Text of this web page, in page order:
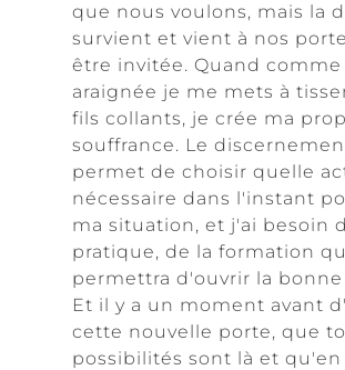
que nous voulons, mais la
survient et vient à nos
être invitée. Quand comme
araignée je me mets à
fils collants, je crée ma
souffrance. Le
permet de choisir quelle
nécessaire dans l'instant
ma situation, et j'ai besoin
pratique, de la formation
permettra d'ouvrir la
Et il y a un moment avant
cette nouvelle porte, que
possibilités sont là et qu'en